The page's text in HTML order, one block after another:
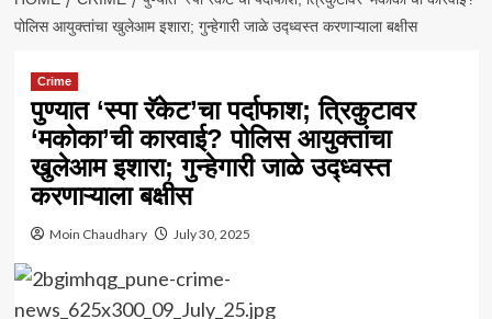
पोलिस आयुक्तांचा खुलेआम इशारा; गुन्हेगारी जाळे उद्ध्वस्त करणाऱ्याला बक्षीस
Crime
पुण्यात ‘स्पा रॅकेट’चा पर्दाफाश; त्रिकुटावर
‘मकोका’ची कारवाई? पोलिस आयुक्तांचा
खुलेआम इशारा; गुन्हेगारी जाळे उद्ध्वस्त
करणाऱ्याला बक्षीस
Moin Chaudhary July 30, 2025